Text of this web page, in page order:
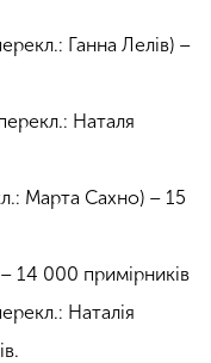
Ганна Лелів) –
Наталя
Марта Сахно) – 15
– 14 000 примірників
Наталія